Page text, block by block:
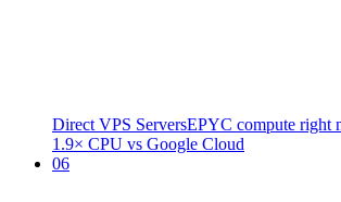
Direct VPS ServersEPYC compute right
1.9× CPU vs Google Cloud
06